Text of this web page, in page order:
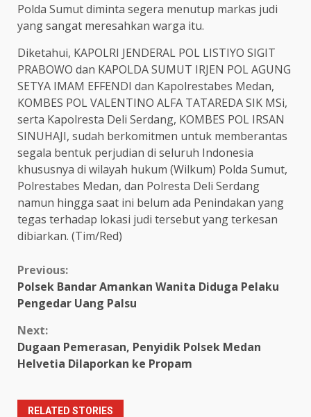
Polda Sumut diminta segera menutup markas judi
yang sangat meresahkan warga itu.
Diketahui, KAPOLRI JENDERAL POL LISTIYO SIGIT
PRABOWO dan KAPOLDA SUMUT IRJEN POL AGUNG
SETYA IMAM EFFENDI dan Kapolrestabes Medan,
KOMBES POL VALENTINO ALFA TATAREDA SIK MSi,
serta Kapolresta Deli Serdang, KOMBES POL IRSAN
SINUHAJI, sudah berkomitmen untuk memberantas
segala bentuk perjudian di seluruh Indonesia
khususnya di wilayah hukum (Wilkum) Polda Sumut,
Polrestabes Medan, dan Polresta Deli Serdang
namun hingga saat ini belum ada Penindakan yang
tegas terhadap lokasi judi tersebut yang terkesan
dibiarkan. (Tim/Red)
Continue
Reading
Previous:
Polsek Bandar Amankan Wanita Diduga Pelaku
Pengedar Uang Palsu
Next:
Dugaan Pemerasan, Penyidik Polsek Medan
Helvetia Dilaporkan ke Propam
RELATED STORIES